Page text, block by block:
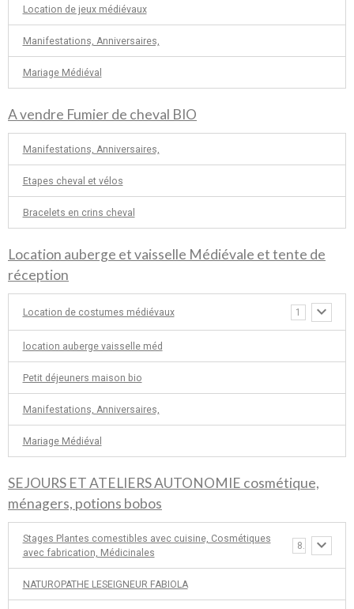
Location de jeux médiévaux
Manifestations, Anniversaires,
Mariage Médiéval
A vendre Fumier de cheval BIO
Manifestations, Anniversaires,
Etapes cheval et vélos
Bracelets en crins cheval
Location auberge et vaisselle Médiévale et tente de
réception
Location de costumes médiévaux 1
location auberge vaisselle méd
Petit déjeuners maison bio
Manifestations, Anniversaires,
Mariage Médiéval
SEJOURS ET ATELIERS AUTONOMIE cosmétique,
ménagers, potions bobos
Stages Plantes comestibles avec cuisine, Cosmétiques
avec fabrication, Médicinales
NATUROPATHE LESEIGNEUR FABIOLA